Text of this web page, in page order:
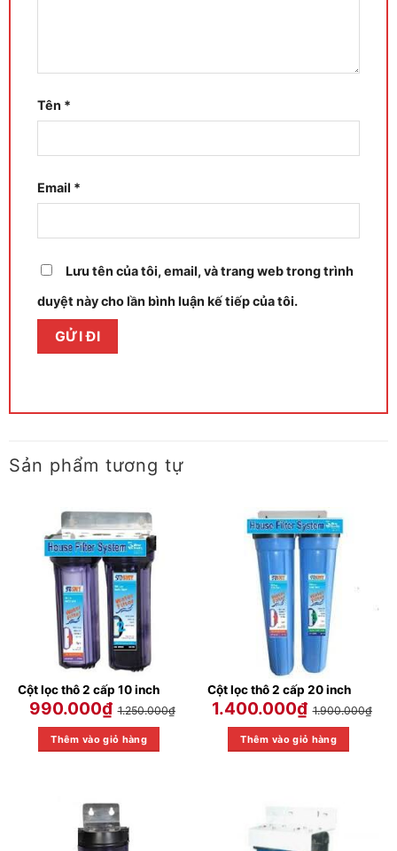
Tên *
Email *
Lưu tên của tôi, email, và trang web trong trình
duyệt này cho lần bình luận kế tiếp của tôi.
Sản phẩm tương tự
Cột lọc thô 2 cấp 10 inch
990.000₫ 1.250.000₫
Thêm vào giỏ hàng
Cột lọc thô 2 cấp 20 inch
1.400.000₫ 1.900.000₫
Thêm vào giỏ hàng